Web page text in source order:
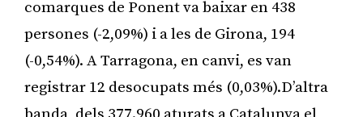
comarques de Ponent va baixar en 438
persones (-2,09%) i a les de Girona, 194
(-0,54%). A Tarragona, en canvi, es van
registrar 12 desocupats més (0,03%).D’altra